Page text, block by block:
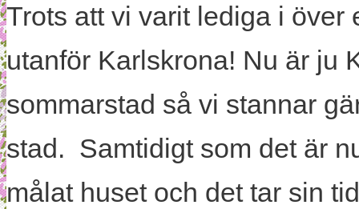
Trots att vi varit lediga i över
utanför Karlskrona! Nu är ju
sommarstad så vi stannar
stad. Samtidigt som det är
målat huset och det tar sin